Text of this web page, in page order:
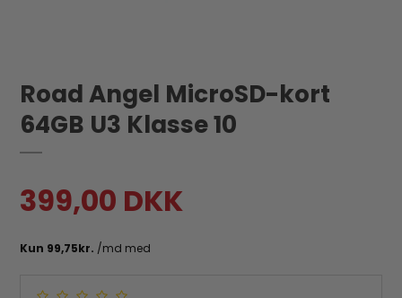
Road Angel MicroSD-kort
64GB U3 Klasse 10
399,00 DKK